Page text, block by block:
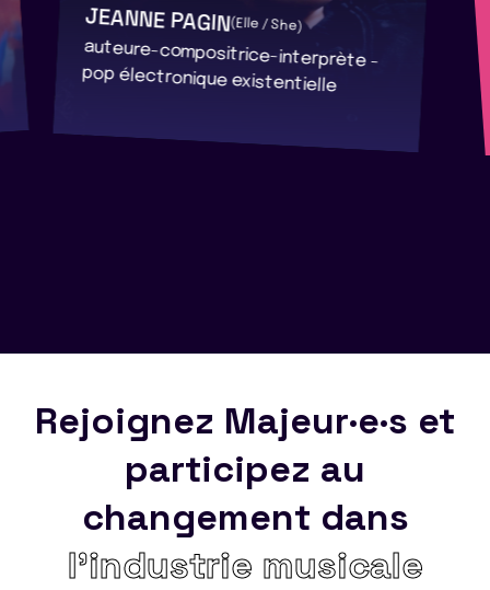
JEANNE PAGIN(Elle / She)
auteure-compositrice-interprète -
pop électronique existentielle
Rejoignez Majeur·e·s et
participez au
changement dans
l’industrie musicale